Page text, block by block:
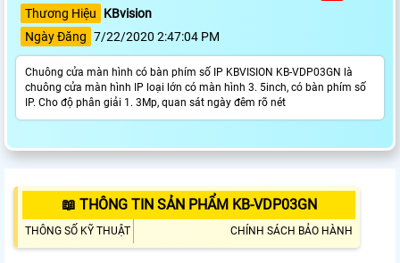
Thương Hiệu
KBvision
Ngày Đăng 7/22/2020 2:47:04 PM
Chuông cửa màn hình có bàn phím số IP KBVISION KB-VDP03GN là
chuông cửa màn hình IP loại lớn có màn hình 3. 5inch, có bàn phím số
IP. Cho độ phân giải 1. 3Mp, quan sát ngày đêm rõ nét
📖 THÔNG TIN SẢN PHẨM KB-VDP03GN
THÔNG SỐ KỸ THUẬT CHÍNH SÁCH BẢO HÀNH